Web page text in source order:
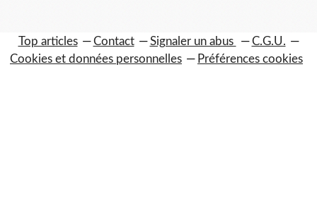
Top articles Contact Signaler un abus
C.G.U.
Cookies et données personnelles
Préférences cookies